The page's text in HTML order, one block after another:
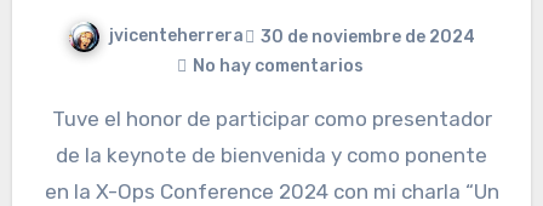
jvicenteherrera
30 de noviembre de 2024
No hay comentarios
Tuve el honor de participar como presentador
de la keynote de bienvenida y como ponente
en la X-Ops Conference 2024 con mi charla “Un